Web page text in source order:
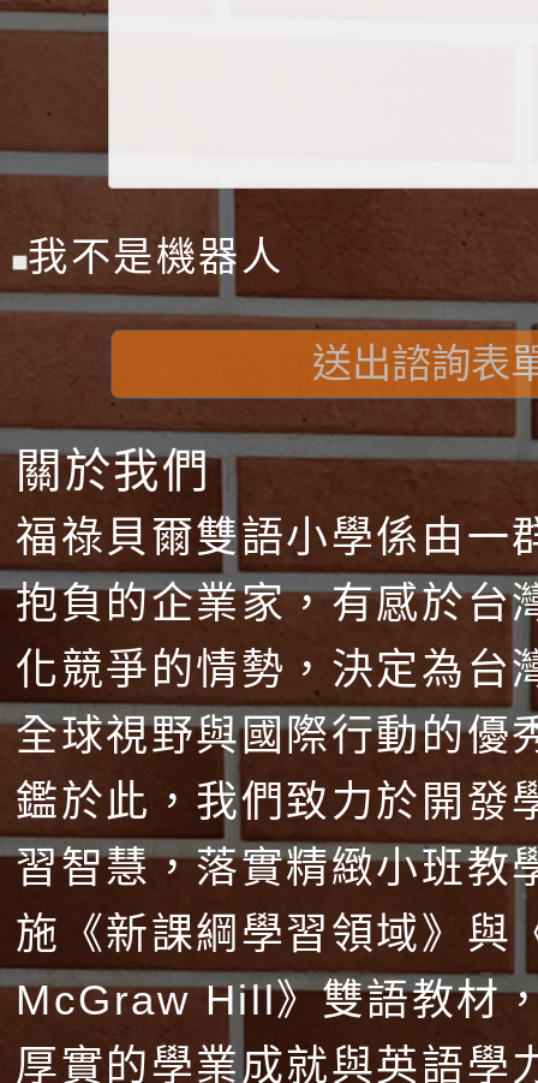
我不是機器人
送出諮詢表
關於我們
福祿貝爾雙語小學係由一
抱負的企業家，有感於台
化競爭的情勢，決定為台
全球視野與國際行動的優
鑑於此，我們致力於開發
習智慧，落實精緻小班教
施《新課綱學習領域》與
McGraw Hill》雙語教材
厚實的學業成就與英語學